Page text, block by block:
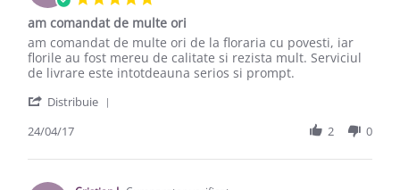
am comandat de multe ori
Review by Juncanariu C. on 24 Apr 2017
review stating am comandat de multe ori
am comandat de multe ori de la floraria cu povesti, iar
florile au fost mereu de calitate si rezista mult. Serviciul
de livrare este intotdeauna serios si prompt.
Distribuie
24/04/17 2 0